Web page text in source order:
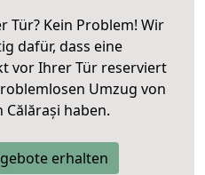
Tür? Kein Problem! Wir
dafür, dass eine
vor Ihrer Tür reserviert
Umzug von
haben.
erhalten